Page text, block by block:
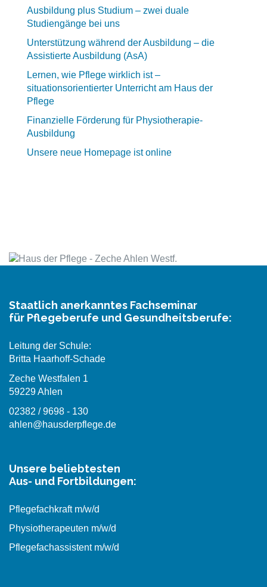
Ausbildung plus Studium – zwei duale
Studiengänge bei uns
Unterstützung während der Ausbildung – die
Assistierte Ausbildung (AsA)
Lernen, wie Pflege wirklich ist –
situationsorientierter Unterricht am Haus der
Pflege
Finanzielle Förderung für Physiotherapie-
Ausbildung
Unsere neue Homepage ist online
Staatlich anerkanntes Fachseminar
für Pflegeberufe und Gesundheitsberufe:
Leitung der Schule:
Britta Haarhoff-Schade
Zeche Westfalen 1
59229 Ahlen
02382 / 9698 - 130
ahlen@hausderpflege.de
Unsere beliebtesten
Aus- und Fortbildungen:
Pflegefachkraft m/w/d
Physiotherapeuten m/w/d
Pflegefachassistent m/w/d